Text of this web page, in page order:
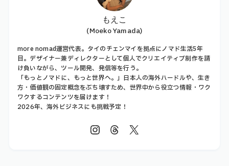
もえこ
(Moeko Yamada)
more nomad運営代表。タイのチェンマイを拠点にノマド生活5年
目。デザイナー兼ディレクターとして個人でクリエイティブ制作を請
け負いながら、ツール開発、発信等を行う。
「もっとノマドに、もっと世界へ。」日本人の海外ハードルや、生き
方・価値観の固定概念をぶち壊すため、世界中から役立つ情報・ワク
ワクするコンテンツを届けます！
2026年、海外ビジネスにも挑戦予定！